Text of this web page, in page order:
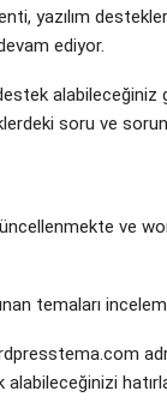
yazılım
ediyor.
alabileceğiniz
soru ve
ve
temaları
alabileceğinizi